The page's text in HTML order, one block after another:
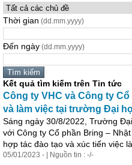
Thời gian (dd.mm.yyyy)
Đến ngày (dd.mm.yyyy)
Kết quả tìm kiếm trên Tin tức
Công ty VHC và Công ty
và làm việc tại trường Đại
Sáng ngày 30/8/2022, Trường
với Công ty Cổ phần Bring –
hợp tác đào tạo và xúc tiến việc
05/01/2023 - | Nguồn tin : -/-